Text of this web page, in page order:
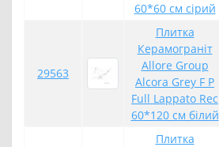
60*60 см сірий
29563
Плитка
Керамограніт
Allore Group
Alcora Grey F P
Full Lappato Rec
60*120 см білий
Плитка